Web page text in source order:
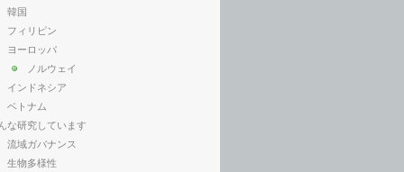
韓国
フィリピン
ヨーロッパ
ノルウェイ
インドネシア
ベトナム
な研究しています
流域ガバナンス
生物多様性